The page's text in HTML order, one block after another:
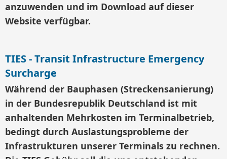
anzuwenden und im Download auf dieser
Website verfügbar.
TIES - Transit Infrastructure Emergency
Surcharge
Während der Bauphasen (Streckensanierung)
in der Bundesrepublik Deutschland ist mit
anhaltenden Mehrkosten im Terminalbetrieb,
bedingt durch Auslastungsprobleme der
Infrastrukturen unserer Terminals zu rechnen.